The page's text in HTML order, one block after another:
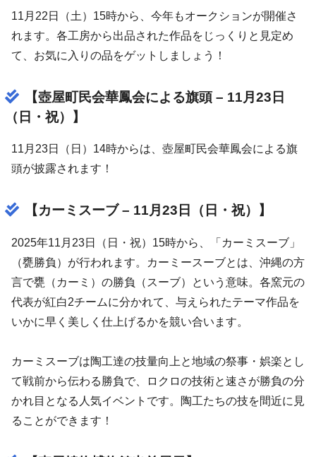
11月22日（土）15時から、今年もオークションが開催さ
れます。各工房から出品された作品をじっくりと見定め
て、お気に入りの品をゲットしましょう！
【壺屋町民会華鳳会による旗頭 – 11月23日
（日・祝）】
11月23日（日）14時からは、壺屋町民会華鳳会による旗
頭が披露されます！
【カーミスーブ – 11月23日（日・祝）】
2025年11月23日（日・祝）15時から、「カーミスーブ」
（甕勝負）が行われます。カーミースーブとは、沖縄の方
言で甕（カーミ）の勝負（スーブ）という意味。各窯元の
代表が紅白2チームに分かれて、与えられたテーマ作品を
いかに早く美しく仕上げるかを競い合います。
カーミスーブは陶工達の技量向上と地域の祭事・娯楽とし
て戦前から伝わる勝負で、ロクロの技術と速さが勝負の分
かれ目となる人気イベントです。陶工たちの技を間近に見
ることができます！